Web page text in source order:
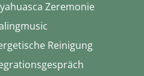
Zeremonie
Reinigung